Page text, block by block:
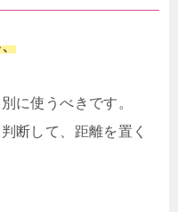
に使うべきです。
断して、距離を置く